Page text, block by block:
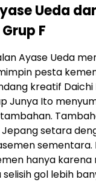
Ueda
F
Ayase Ueda
pesta
kreatif
Junya Ito
setara
sementara.
hanya karena
selisih gol lebih